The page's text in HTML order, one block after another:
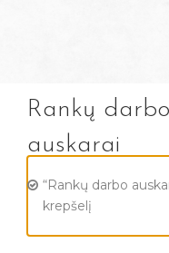
Rankų
auskarai
“Rankų darbo
krepšelį